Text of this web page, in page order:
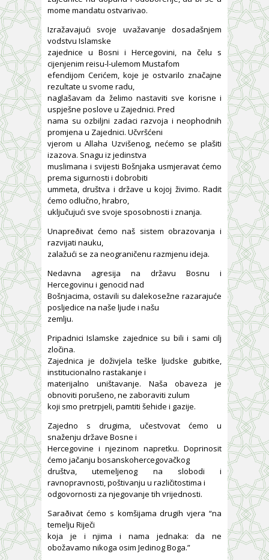
mome mandatu ostvarivao.
Izražavajući svoje uvažavanje dosadašnjem
vodstvu Islamske
zajednice u Bosni i Hercegovini, na čelu s
cijenjenim reisu-l-ulemom Mustafom
efendijom Cerićem, koje je ostvarilo značajne
rezultate u svome radu,
naglašavam da želimo nastaviti sve korisne i
uspješne poslove u Zajednici. Pred
nama su ozbiljni zadaci razvoja i neophodnih
promjena u Zajednici. Učvršćeni
vjerom u Allaha Uzvišenog, nećemo se plašiti
izazova. Snagu iz jedinstva
muslimana i svijesti Bošnjaka usmjeravat ćemo
prema sigurnosti i dobrobiti
ummeta, društva i države u kojoj živimo. Radit
ćemo odlučno, hrabro,
uključujući sve svoje sposobnosti i znanja.
Unapreðivat ćemo naš sistem obrazovanja i
razvijati nauku,
zalažući se za neograničenu razmjenu ideja.
Nedavna agresija na državu Bosnu i
Hercegovinu i genocid nad
Bošnjacima, ostavili su dalekosežne razarajuće
posljedice na naše ljude i našu
zemlju.
Pripadnici Islamske zajednice su bili i sami cilj
zločina.
Zajednica je doživjela teške ljudske gubitke,
institucionalno rastakanje i
materijalno uništavanje. Naša obaveza je
obnoviti porušeno, ne zaboraviti zulum
koji smo pretrpjeli, pamtiti šehide i gazije.
Zajedno s drugima, učestvovat ćemo u
snaženju države Bosne i
Hercegovine i njezinom napretku. Doprinosit
ćemo jačanju bosanskohercegovačkog
društva, utemeljenog na slobodi i
ravnopravnosti, poštivanju u različitostima i
odgovornosti za njegovanje tih vrijednosti.
Saraðivat ćemo s komšijama drugih vjera “na
temelju Riječi
koja je i njima i nama jednaka: da ne
obožavamo nikoga osim Jedinog Boga.”